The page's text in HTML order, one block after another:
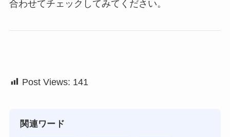
合わせてチェックしてみてください。
Post Views: 141
関連ワード